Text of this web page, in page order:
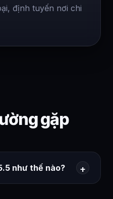
định tuyến nơi chi
gặp
như thế nào?